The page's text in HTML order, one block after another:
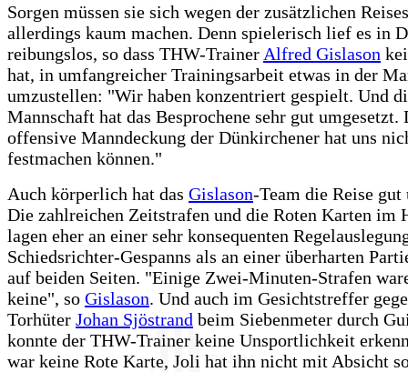
Sorgen müssen sie sich wegen der zusätzlichen
allerdings kaum machen. Denn spielerisch lief es in
reibungslos, so dass THW-Trainer Alfred Gislason
hat, in umfangreicher Trainingsarbeit etwas in der
umzustellen: "Wir haben konzentriert gespielt. Und
Mannschaft hat das Besprochene sehr gut umgesetzt.
offensive Manndeckung der Dünkirchener hat uns
festmachen können."
Auch körperlich hat das Gislason-Team die Reise gut
Die zahlreichen Zeitstrafen und die Roten Karten im
lagen eher an einer sehr konsequenten
Schiedsrichter-Gespanns als an einer überharten
auf beiden Seiten. "Einige Zwei-Minuten-Strafen
keine", so Gislason. Und auch im Gesichtstreffer
Torhüter Johan Sjöstrand beim Siebenmeter durch
konnte der THW-Trainer keine Unsportlichkeit
war keine Rote Karte, Joli hat ihn nicht mit Absicht